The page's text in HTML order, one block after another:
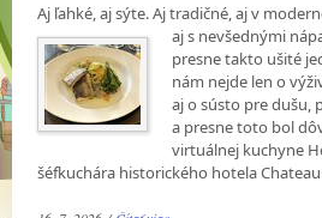
Aj ľahké, aj sýte. Aj tradičné, aj v
aj s nevšednými
presne takto ušité
nám nejde len o
aj o sústo pre dušu,
a presne toto bol
virtuálnej kuchyne
šéfkuchára historického hotela Chateau